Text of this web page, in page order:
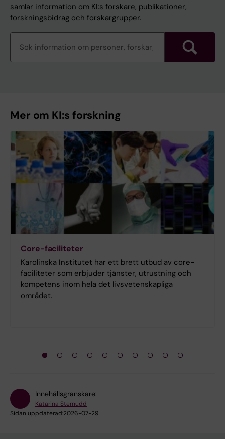
samlar information om KI:s forskare, publikationer,
forskningsbidrag och forskargrupper.
forskningsinformation
Sök
Mer om KI:s forskning
Core-faciliteter
Karolinska Institutet har ett brett utbud av core-
faciliteter som erbjuder tjänster, utrustning och
kompetens inom hela det livsvetenskapliga
området.
Innehållsgranskare:
Katarina Sternudd
Sidan uppdaterad:2026-07-29